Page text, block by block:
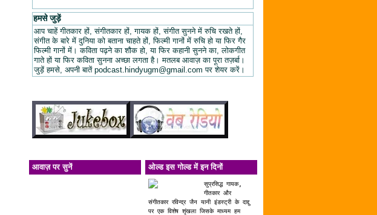
हमसे जुड़ें
आप चाहें गीतकार हों, संगीतकार हों, गायक हों, संगीत सुनने में रुचि रखते हों,
संगीत के बारे में दुनिया को बताना चाहते हों, फिल्मी गानों में रुचि हो या फिर गैर
फिल्मी गानों में। कविता पढ़ने का शौक हो, या फिर कहानी सुनने का, लोकगीत
गाते हों या फिर कविता सुनना अच्छा लगता है। मतलब आवाज़ का पूरा तज़र्बा।
जुड़ें हमसे, अपनी बातें podcast.hindyugm@gmail.com पर शेयर करें।
आवाज़ पर सुनें ओल्ड इस गोल्ड में इन दिनों
सुप्रसिद्ध गायक,
गीतकार और
संगीतकार रविन्द्र जैन यानी इंडस्ट्री के दाद्दु
पर एक विशेष शृंखला जिसके माध्यम हम